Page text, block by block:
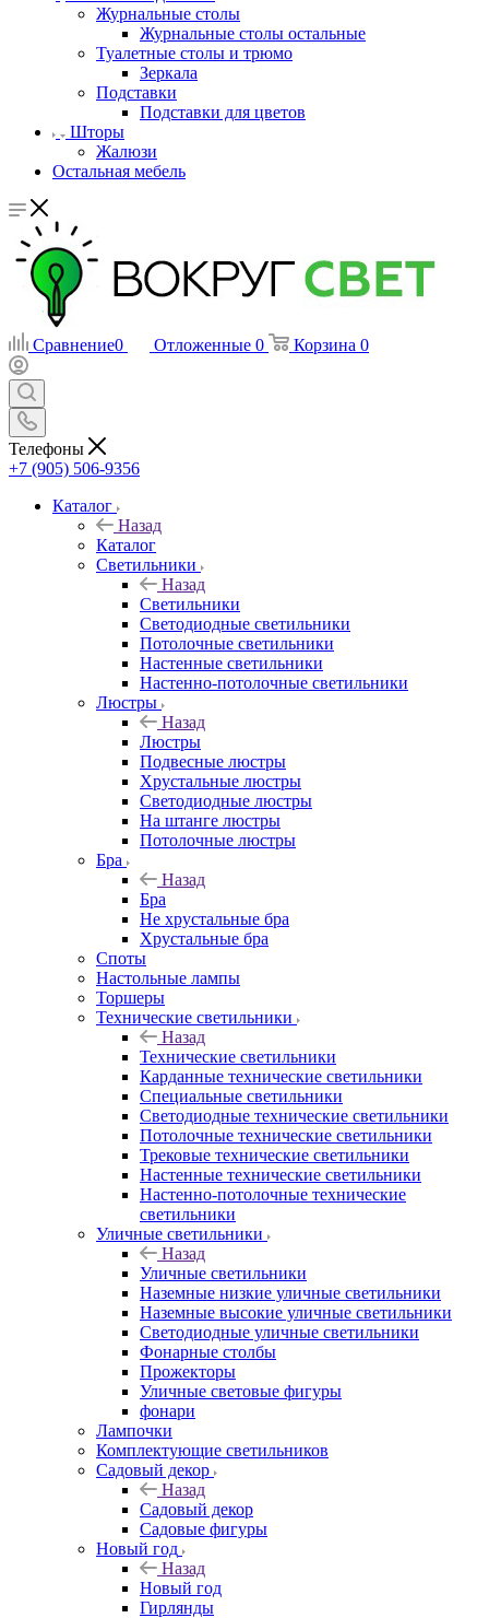
Журнальные столы
Журнальные столы остальные
Туалетные столы и трюмо
Зеркала
Подставки
Подставки для цветов
Шторы
Жалюзи
Остальная мебель
Сравнение0 Отложенные 0 Корзина 0
Телефоны
+7 (905) 506-9356
Каталог
Назад
Каталог
Светильники
Назад
Светильники
Светодиодные светильники
Потолочные светильники
Настенные светильники
Настенно-потолочные светильники
Люстры
Назад
Люстры
Подвесные люстры
Хрустальные люстры
Светодиодные люстры
На штанге люстры
Потолочные люстры
Бра
Назад
Бра
Не хрустальные бра
Хрустальные бра
Споты
Настольные лампы
Торшеры
Технические светильники
Назад
Технические светильники
Карданные технические светильники
Специальные светильники
Светодиодные технические светильники
Потолочные технические светильники
Трековые технические светильники
Настенные технические светильники
Настенно-потолочные технические
светильники
Уличные светильники
Назад
Уличные светильники
Наземные низкие уличные светильники
Наземные высокие уличные светильники
Светодиодные уличные светильники
Фонарные столбы
Прожекторы
Уличные световые фигуры
фонари
Лампочки
Комплектующие светильников
Садовый декор
Назад
Садовый декор
Садовые фигуры
Новый год
Назад
Новый год
Гирлянды